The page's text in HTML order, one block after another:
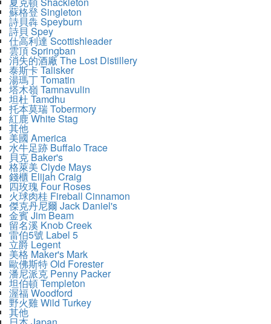
蘇格登 Singleton
詩貝犇 Speyburn
詩貝 Spey
仕高利達 Scottishleader
雲頂 Springban
消失的酒廠 The Lost Distillery
泰斯卡 Talisker
湯瑪丁 Tomatin
塔木嶺 Tamnavulin
坦杜 Tamdhu
托本莫瑞 Tobermory
紅鹿 White Stag
其他
美國 America
水牛足跡 Buffalo Trace
貝克 Baker's
格萊美 Clyde Mays
錢櫃 Elijah Craig
四玫瑰 Four Roses
火球肉桂 Fireball Cinnamon
傑克丹尼爾 Jack Daniel's
金賓 Jim Beam
留名溪 Knob Creek
雷伯5號 Label 5
立爵 Legent
美格 Maker's Mark
歐佛斯特 Old Forester
潘尼派克 Penny Packer
坦伯頓 Templeton
渥福 Woodford
野火雞 Wild Turkey
其他